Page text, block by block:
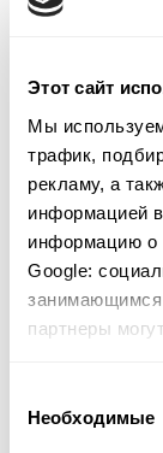
Этот сайт
Мы
трафик,
рекламу, а
информацией
информацию о
Google:
партнеры
вами их
согласия
Необходимые